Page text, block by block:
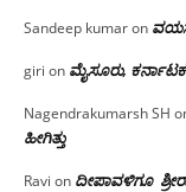
Sandeep kumaron
giri on ಮೈಸೂರು,
Nagendrakumarsh SH
ಹೀಗಿತ್ತು
Ravi on ದೀಪಾವಳಿಗೂ